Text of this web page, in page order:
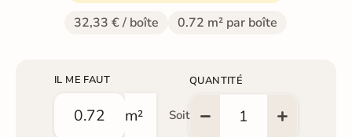
32,33 € / boîte 0.72 m² par boîte
IL ME FAUT
m² Soit
QUANTITÉ